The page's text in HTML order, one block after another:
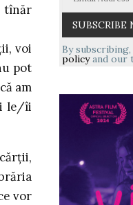
tînăr
voi
pot
am
le/îi
vor
By
policyand our